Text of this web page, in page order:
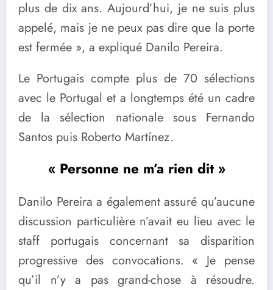
plus de dix ans. Aujourd’hui, je ne suis plus
appelé, mais je ne peux pas dire que la porte
est fermée », a expliqué Danilo Pereira.
Le Portugais compte plus de 70 sélections
avec le Portugal et a longtemps été un cadre
de la sélection nationale sous Fernando
Santos puis Roberto Martínez.
« Personne ne m’a rien dit »
Danilo Pereira a également assuré qu’aucune
discussion particulière n’avait eu lieu avec le
staff portugais concernant sa disparition
progressive des convocations. « Je pense
qu’il n’y a pas grand-chose à résoudre.